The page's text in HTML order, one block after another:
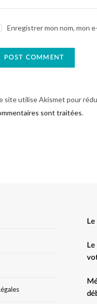
Enregistrer mon nom, mon
site utilise Akismet pour
sont traitées.